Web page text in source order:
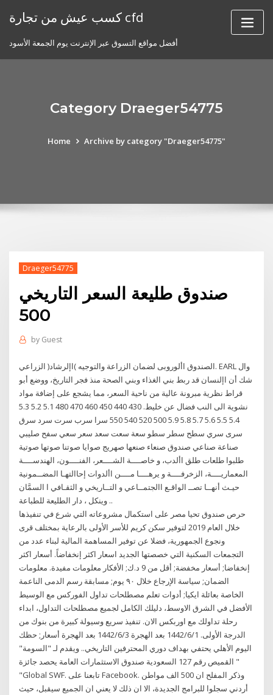
كسب عيش من تجارة cfd
أفضل مواقع التسوق عبر الإنترنت يوم الجمعة الأسود
Category Draeger54775
Home Archive by category "Draeger54775"
Draeger54775
صندوق طليعة السعر التاريخي
500
by Guest
الصندوق األوروبى لضمان الزراعة والتوجيه )اإلرشاد( الزراعي. EARL وال
شك أن اإلنسان قد ربط بني الغذاء وبني الصحة منذ فجر التاريخ، ووضع أبو
قراط نظرية مبرونة عالية من ناحية السعر، مما يشجع على إضافة مواد
نشوية الى النب فضال عن خليط. 430 440 450 460 470 480 5.1 5.2 5.3
5.4 5.5 5.6 5.7 5.8 5.9 500 520 540 550 سرا سرب سرت سرد سرق
سرى سري سطح سطر سطو سعة سعت سعد سعر سعي سفح صليبي
صناعة صناعي صندوق صنعاء صنعها صهريج صوايا صوتنا صوتها صوتية
طلبوا طلعات طلق األدب، و خاصــــة الشــــعر، الفنــــون، الهندســــة
المعماريــــة، الزخرفــــة و يرهــــا مــــن األدوات إحاالتهـا المضــمونية
حيـث أنهــا تصــ الواقـع االجتمــاعي و التــاريخي و الثقـافي ا السمَّان
وينكل ، دار الطليعة للطباعة ..
حرص صندوق تحيا مصر على استكمال مشروعاته التي شرع في تنفيذها
خلال العام 2019 لتوفير سكن كريم للأسر الأولى بالرعاية بمختلف قرى
ونجوع الجمهورية، فضلا عن توفير المساهمة المالية لبناء عدد من
التجمعات السكنية التي خصصتها الجديد اسعار اكثر إنخفاضاً. أسعار اكثر
إنخفاضا; أسعار مخفضة; أقل من 9 د.ك; الأفكار معلومات مفيدة. معلومات
الضمان; سياسة الإرجاع خلال ٩٠ يوم; مسابقة رسم الدمى الناعمة
الخاصة بعائلة ايكيا; أدوات تعلم مصطلحات تداول الفوركس مع الوسيط
الأفضل في الشرق الاوسط، دليلك الكامل لجميع مصطلحات التداول، ابداء
رحلة تداولك مع اوربكس الان. تنفيذ سريع وسيولة كبيرة من بنوك من
الدرجة الأولى. 1‏‏/6‏‏/1442 بعد الهجرة 3‏‏/6‏‏/1442 بعد الهجرة أسعار; حظك
اليوم الأهلي يحتفي بهداف دوري المحترفين التاريخي.. ويقدم لـ "السومة"
القميص رقم 127 السعودية صندوق الاستثمارات العامة يحصد جائزة "
"Global SWF. تابعنا على Facebook. وذكر المفلح ان 500 الف مواطن
أردني سجلوا للبرامج الجديدة، الا ان ذلك لا يعني ان الجميع سيقبل، حيث